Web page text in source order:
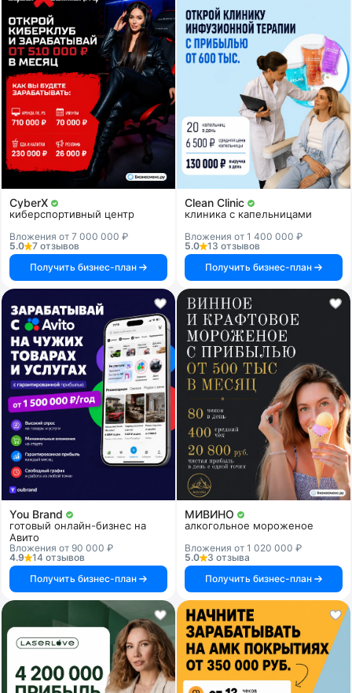
CyberX
киберспортивный центр
Вложения от 7 000 000 ₽
5.0
7 отзывов
Получить бизнес-план
Clean Clinic
клиника с капельницами
Вложения от 1 400 000 ₽
5.0
13 отзывов
Получить бизнес-план
You Brand
готовый онлайн-бизнес на
Авито
Вложения от 90 000 ₽
4.9
14 отзывов
Получить бизнес-план
МИВИНО
алкогольное мороженое
Вложения от 1 020 000 ₽
5.0
3 отзыва
Получить бизнес-план